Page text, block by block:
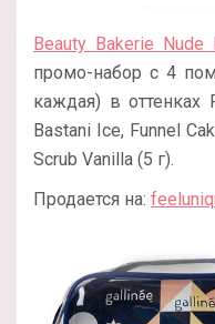
Beauty Bakerie Nude
промо-набор с 4
каждая) в оттенках
Bastani Ice, Funnel
Scrub Vanilla (5 г).
Продается на: